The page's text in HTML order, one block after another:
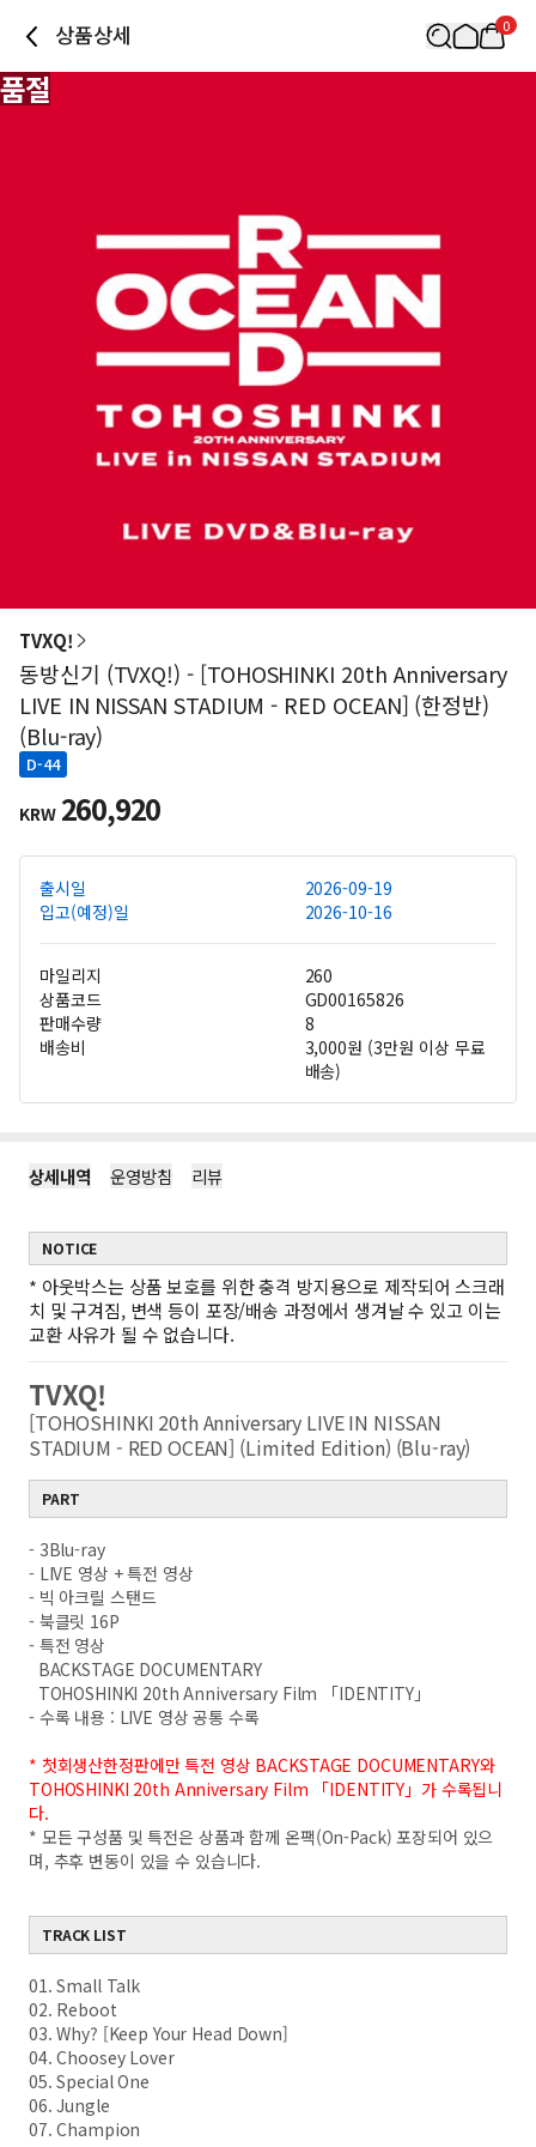
상품상세 0
품절
TVXQ!
동방신기 (TVXQ!) - [TOHOSHINKI 20th Anniversary
LIVE IN NISSAN STADIUM - RED OCEAN] (한정반)
(Blu-ray)
D-44
KRW 260,920
출시일
2026-09-19
입고(예정)일
2026-10-16
마일리지
260
상품코드
GD00165826
판매수량
8
배송비
3,000원 (3만원 이상 무료
배송)
상세내역 운영방침 리뷰
NOTICE
* 아웃박스는 상품 보호를 위한 충격 방지용으로 제작되어 스크래
치 및 구겨짐, 변색 등이 포장/배송 과정에서 생겨날 수 있고 이는
교환 사유가 될 수 없습니다.
TVXQ!
[TOHOSHINKI 20th Anniversary LIVE IN NISSAN
STADIUM - RED OCEAN] (Limited Edition) (Blu-ray)
PART
- 3Blu-ray
- LIVE 영상 + 특전 영상
- 빅 아크릴 스탠드
- 북클릿 16P
- 특전 영상
BACKSTAGE DOCUMENTARY
TOHOSHINKI 20th Anniversary Film 「IDENTITY」
- 수록 내용 : LIVE 영상 공통 수록
* 첫회생산한정판에만 특전 영상 BACKSTAGE DOCUMENTARY와
TOHOSHINKI 20th Anniversary Film 「IDENTITY」가 수록됩니
다.
* 모든 구성품 및 특전은 상품과 함께 온팩(On-Pack) 포장되어 있으
며, 추후 변동이 있을 수 있습니다.
TRACK LIST
01. Small Talk
02. Reboot
03. Why? [Keep Your Head Down]
04. Choosey Lover
05. Special One
06. Jungle
07. Champion